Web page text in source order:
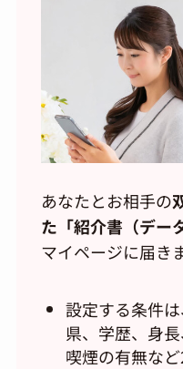
あなたとお相手の
た「紹介書（デー
マイページに届き
設定する条件
県、学歴、身
喫煙の有無など